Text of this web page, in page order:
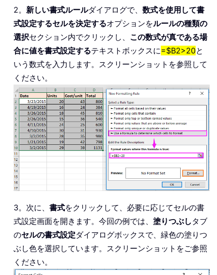
2。 新しい書式ルールダイアログで、 数式を使用して書
式設定するセルを決定するオプションをルールの種類の
選択セクション内でクリックし、 この数式が真である場
合に値を書式設定するテキストボックスに=$B2>20と
いう数式を入力します。スクリーンショットを参照して
ください。
3。次に、 書式をクリックして、必要に応じてセルの書
式設定画面を開きます。今回の例では、 塗りつぶし タブ
のセルの書式設定ダイアログボックスで、緑色の塗りつ
ぶし色を選択しています。スクリーンショットをご参照
ください。